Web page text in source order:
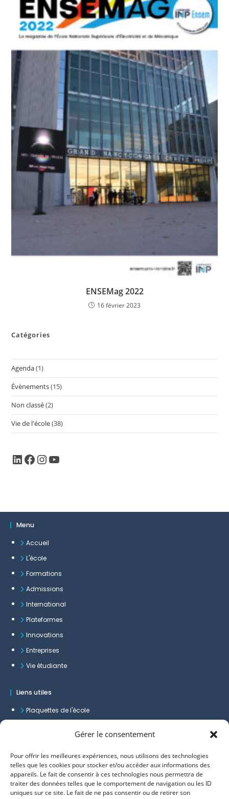
Gérer le consentement
Pour offrir les meilleures expériences, nous utilisons des technologies
telles que les cookies pour stocker et/ou accéder aux informations des
appareils. Le fait de consentir à ces technologies nous permettra de
traiter des données telles que le comportement de navigation ou les ID
uniques sur ce site. Le fait de ne pas consentir ou de retirer son
ENSEMag 2022
16 février 2023
Catégories
Agenda(1)
Évènements(15)
Non classé(2)
Vie de l'école(38)
Menu
Accueil
L'école
Formations
Admissions
International
Plateformes
Innovations
Entreprises
Vie étudiante
Liens utiles
Plaquettes de l'école
Actualités
Suivez-nous sur